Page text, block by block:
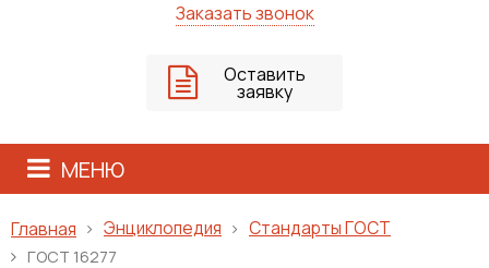
Заказать звонок
Оставить
заявку
МЕНЮ
Главная Энциклопедия Стандарты ГОСТ
ГОСТ 16277